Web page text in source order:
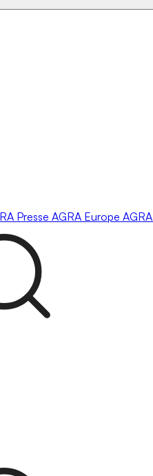
Presse AGRA Europe AGRA